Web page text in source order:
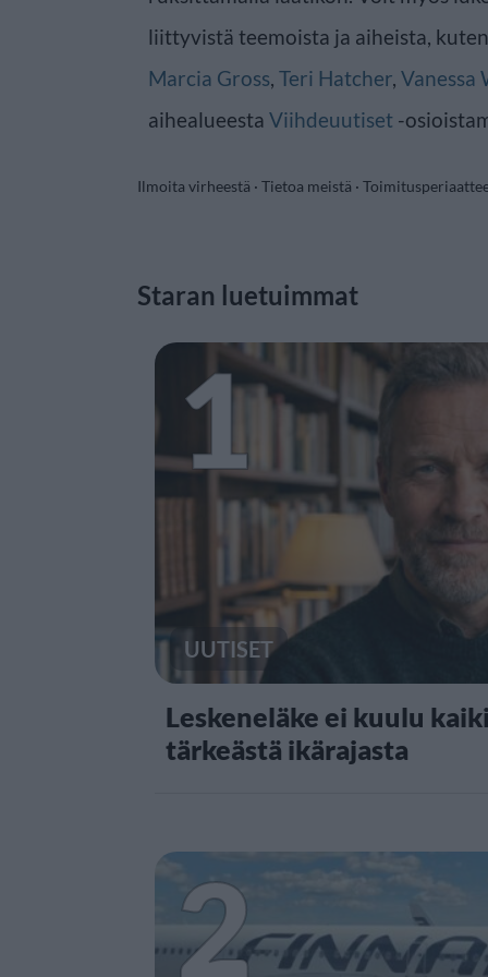
liittyvistä teemoista ja aiheista, kuten
Marcia Gross, Teri Hatcher, Vanessa
aihealueesta Viihdeuutiset -
Ilmoita virheestä · Tietoa meistä ·
Staran luetuimmat
1
UUTISET
Leskeneläke ei kuulu
tärkeästä ikärajasta
2